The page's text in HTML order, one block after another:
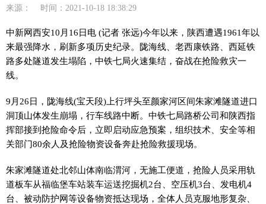
来源： 时间：2021-10-18 18:38:29
中新网西安10月16日电 (记者 张远)今年以来，陕西遭遇1961年以
来最强降水，刷新多项历史纪录。陇海线、老西康铁路、西延铁
路多处隧道发生塌陷，中铁七局火速集结，奋战在抢险救灾一
线。
9月26日，陇海线(宝天段)上行坪头至颜家河区间朱家滩隧道进口
洞顶山体发生崩塌，行车线路中断。中铁七局路桥公司和陕西指
挥部接到抢险命令后，立即启动应急预案，组织技术、安全等相
关部门80余人及抢险物资设备奔赴抢险救援现场。
朱家滩隧道处北邻山体南临渭河，无施工便道，抢险人员采用轨
道板车从福临堡车站装车运送挖掘机2台、空压机3台、发电机4
台、被动防护网等设备物资抵达现场，全体人员克服地形复杂、